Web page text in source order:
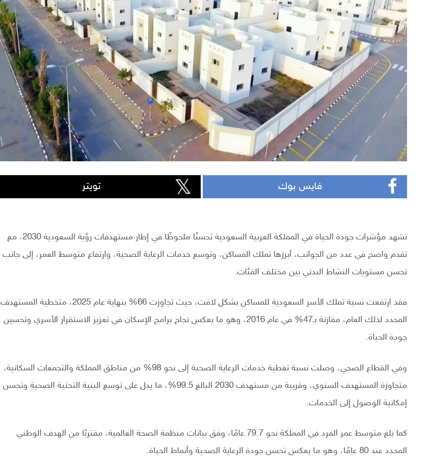
فايس بوك تويتر
تشهد مؤشرات جودة الحياة في المملكة العربية السعودية تحسنًا ملحوظًا في إطار مستهدفات رؤية السعودية 2030، مع
تقدم واضح في عدد من الجوانب، أبرزها تملك المساكن، وتوسع خدمات الرعاية الصحية، وارتفاع متوسط العمر، إلى جانب
تحسن مستويات النشاط البدني بين مختلف الفئات.
فقد ارتفعت نسبة تملك الأسر السعودية للمساكن بشكل لافت، حيث تجاوزت 66% بنهاية عام 2025، متخطية المستهدف
المحدد لذلك العام، مقارنة بـ47% في عام 2016، وهو ما يعكس نجاح برامج الإسكان في تعزيز الاستقرار الأسري وتحسين
جودة الحياة.
وفي القطاع الصحي، وصلت نسبة تغطية خدمات الرعاية الصحية إلى نحو 98% من مناطق المملكة والتجمعات السكانية،
متجاوزة المستهدف السنوي، وقريبة من مستهدف 2030 البالغ 99.5%، ما يدل على توسع البنية التحتية الصحية وتحسن
إمكانية الوصول إلى الخدمات.
كما بلغ متوسط عمر الفرد في المملكة نحو 79.7 عامًا، وفق بيانات منظمة الصحة العالمية، مقتربًا من الهدف الوطني
المحدد عند 80 عامًا، وهو ما يعكس تحسن جودة الرعاية الصحية وأنماط الحياة.